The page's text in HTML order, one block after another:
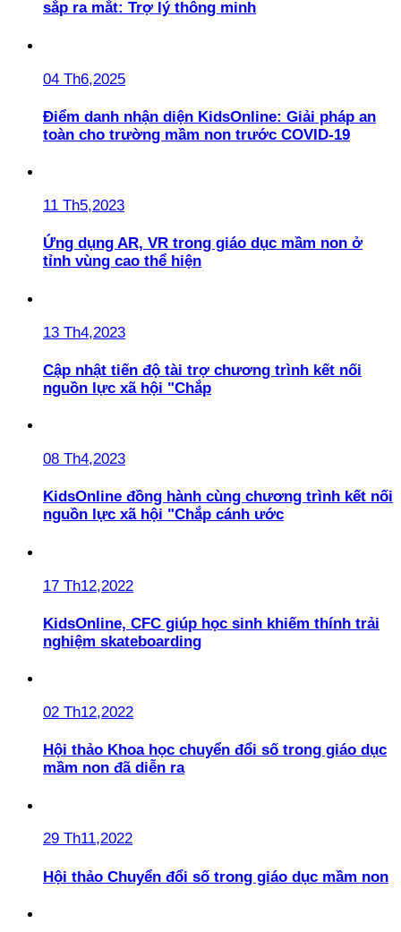
sắp ra mắt: Trợ lý thông minh
04 Th6,2025
Điểm danh nhận diện KidsOnline: Giải pháp an
toàn cho trường mầm non trước COVID-19
11 Th5,2023
Ứng dụng AR, VR trong giáo dục mầm non ở
tỉnh vùng cao thể hiện
13 Th4,2023
Cập nhật tiến độ tài trợ chương trình kết nối
nguồn lực xã hội "Chắp
08 Th4,2023
KidsOnline đồng hành cùng chương trình kết nối
nguồn lực xã hội "Chắp cánh ước
17 Th12,2022
KidsOnline, CFC giúp học sinh khiếm thính trải
nghiệm skateboarding
02 Th12,2022
Hội thảo Khoa học chuyển đổi số trong giáo dục
mầm non đã diễn ra
29 Th11,2022
Hội thảo Chuyển đổi số trong giáo dục mầm non